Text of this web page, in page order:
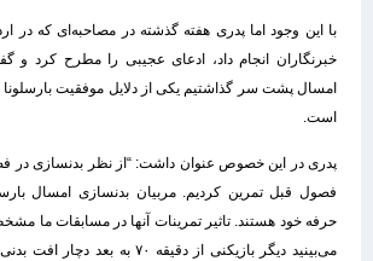
با این وجود اما پدری هفته گذشته در مصاحبه‌ای که در
خبرنگاران انجام داد، ادعای عجیبی را مطرح کرد و
امسال پشت سر گذاشتیم یکی از دلایل موفقیت بارسلونا تا
است.
پدری در این خصوص عنوان داشت: “از نظر بدنسازی در فصل
فصول قبل تمرین کردیم. مربیان بدنسازی امسال
حرفه خود هستند. تاثیر تمرینات آنها در مسابقات ما
می‌بینید دیگر بازیکنی از دقیقه ۷۰ به